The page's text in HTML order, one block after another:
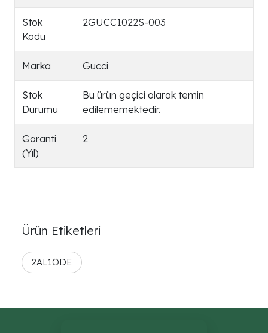
Stok
Kodu
2GUCC1022S-003
Marka Gucci
Stok
Durumu
Bu ürün geçici olarak temin
edilememektedir.
Garanti
(Yıl)
2
Ürün Etiketleri
2AL1ÖDE